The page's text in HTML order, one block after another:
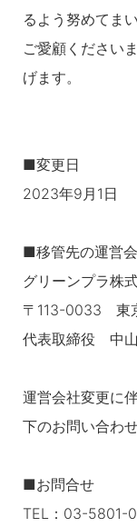
るよう努めてま
ご愛顧ください
げます。
■変更日
2023年9月1日
■移管先の運営
グリーンプラ株
〒113-0033 東
代表取締役 中
運営会社変更に
下のお問い合わ
■お問合せ
TEL：03-5801-